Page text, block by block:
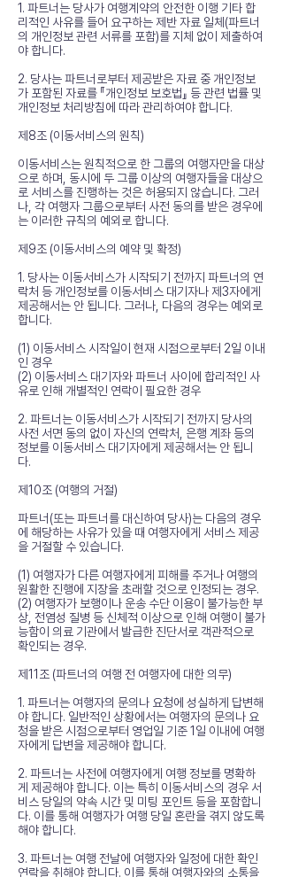
1. 파트너는 당사가 여행계약의 안전한 이행 기타 합
리적인 사유를 들어 요구하는 제반 자료 일체(파트너
의 개인정보 관련 서류를 포함)를 지체 없이 제출하여
야 합니다.
2. 당사는 파트너로부터 제공받은 자료 중 개인정보
가 포함된 자료를 『개인정보 보호법』 등 관련 법률 및
개인정보 처리방침에 따라 관리하여야 합니다.
제8조 (이동서비스의 원칙)
이동서비스는 원칙적으로 한 그룹의 여행자만을 대상
으로 하며, 동시에 두 그룹 이상의 여행자들을 대상으
로 서비스를 진행하는 것은 허용되지 않습니다. 그러
나, 각 여행자 그룹으로부터 사전 동의를 받은 경우에
는 이러한 규칙의 예외로 합니다.
제9조 (이동서비스의 예약 및 확정)
1. 당사는 이동서비스가 시작되기 전까지 파트너의 연
락처 등 개인정보를 이동서비스 대기자나 제3자에게
제공해서는 안 됩니다. 그러나, 다음의 경우는 예외로
합니다.
(1) 이동서비스 시작일이 현재 시점으로부터 2일 이내
인 경우
(2) 이동서비스 대기자와 파트너 사이에 합리적인 사
유로 인해 개별적인 연락이 필요한 경우
2. 파트너는 이동서비스가 시작되기 전까지 당사의
사전 서면 동의 없이 자신의 연락처, 은행 계좌 등의
정보를 이동서비스 대기자에게 제공해서는 안 됩니
다.
제10조 (여행의 거절)
파트너(또는 파트너를 대신하여 당사)는 다음의 경우
에 해당하는 사유가 있을 때 여행자에게 서비스 제공
을 거절할 수 있습니다.
(1) 여행자가 다른 여행자에게 피해를 주거나 여행의
원활한 진행에 지장을 초래할 것으로 인정되는 경우.
(2) 여행자가 보행이나 운송 수단 이용이 불가능한 부
상, 전염성 질병 등 신체적 이상으로 인해 여행이 불가
능함이 의료 기관에서 발급한 진단서로 객관적으로
확인되는 경우.
제11조 (파트너의 여행 전 여행자에 대한 의무)
1. 파트너는 여행자의 문의나 요청에 성실하게 답변해
야 합니다. 일반적인 상황에서는 여행자의 문의나 요
청을 받은 시점으로부터 영업일 기준 1일 이내에 여행
자에게 답변을 제공해야 합니다.
2. 파트너는 사전에 여행자에게 여행 정보를 명확하
게 제공해야 합니다. 이는 특히 이동서비스의 경우 서
비스 당일의 약속 시간 및 미팅 포인트 등을 포함합니
다. 이를 통해 여행자가 여행 당일 혼란을 겪지 않도록
해야 합니다.
3. 파트너는 여행 전날에 여행자와 일정에 대한 확인
연락을 취해야 합니다. 이를 통해 여행자와의 소통을